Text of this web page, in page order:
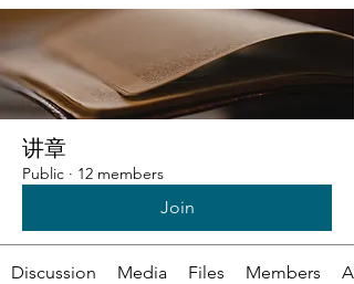
讲章
Public · 12 members
Join
Discussion Media Files Members